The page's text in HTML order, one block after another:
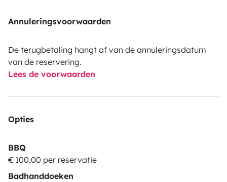
Annuleringsvoorwaarden
De terugbetaling hangt af van de annuleringsdatum
van de reservering.
Lees de voorwaarden
Opties
BBQ
€ 100,00 per reservatie
Badhanddoeken